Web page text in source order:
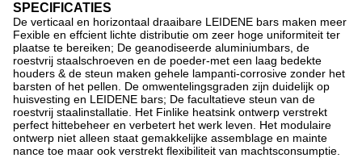
SPECIFICATIES
De verticaal en horizontaal draaibare LEIDENE bars maken meer
Fexible en effcient lichte distributie om zeer hoge uniformiteit ter
plaatse te bereiken; De geanodiseerde aluminiumbars, de
roestvrij staalschroeven en de poeder-met een laag bedekte
houders & de steun maken gehele lampanti-corrosive zonder het
barsten of het pellen. De omwentelingsgraden zijn duidelijk op
huisvesting en LEIDENE bars; De facultatieve steun van de
roestvrij staalinstallatie. Het Finlike heatsink ontwerp verstrekt
perfect hittebeheer en verbetert het werk leven. Het modulaire
ontwerp niet alleen staat gemakkelijke assemblage en mainte
nance toe maar ook verstrekt flexibiliteit van machtsconsumptie.